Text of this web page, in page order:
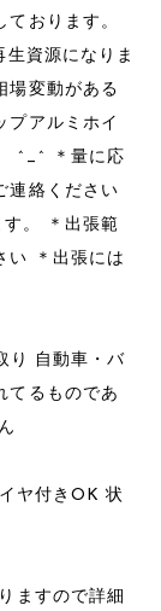
おります。
資源になりま
場変動がある
プアルミホイ
^_^ ＊量に応
連絡ください
。 ＊出張範
い ＊出張には
り 自動車・バ
てるものであ
ヤ付きOK 状
ますので詳細